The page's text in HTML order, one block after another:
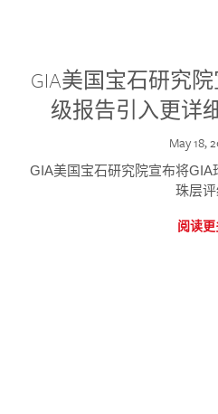
GIA美国宝石研究
级报告引入更详
May 18,
GIA美国宝石研究院宣布将
珠层
阅读